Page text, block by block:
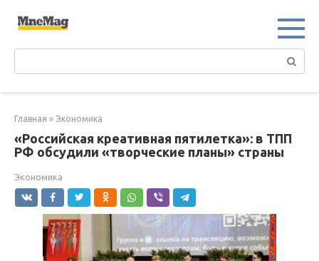
Главная » Экономика
«Российская креативная пятилетка»: в ТПП
РФ обсудили «творческие планы» страны
Экономика